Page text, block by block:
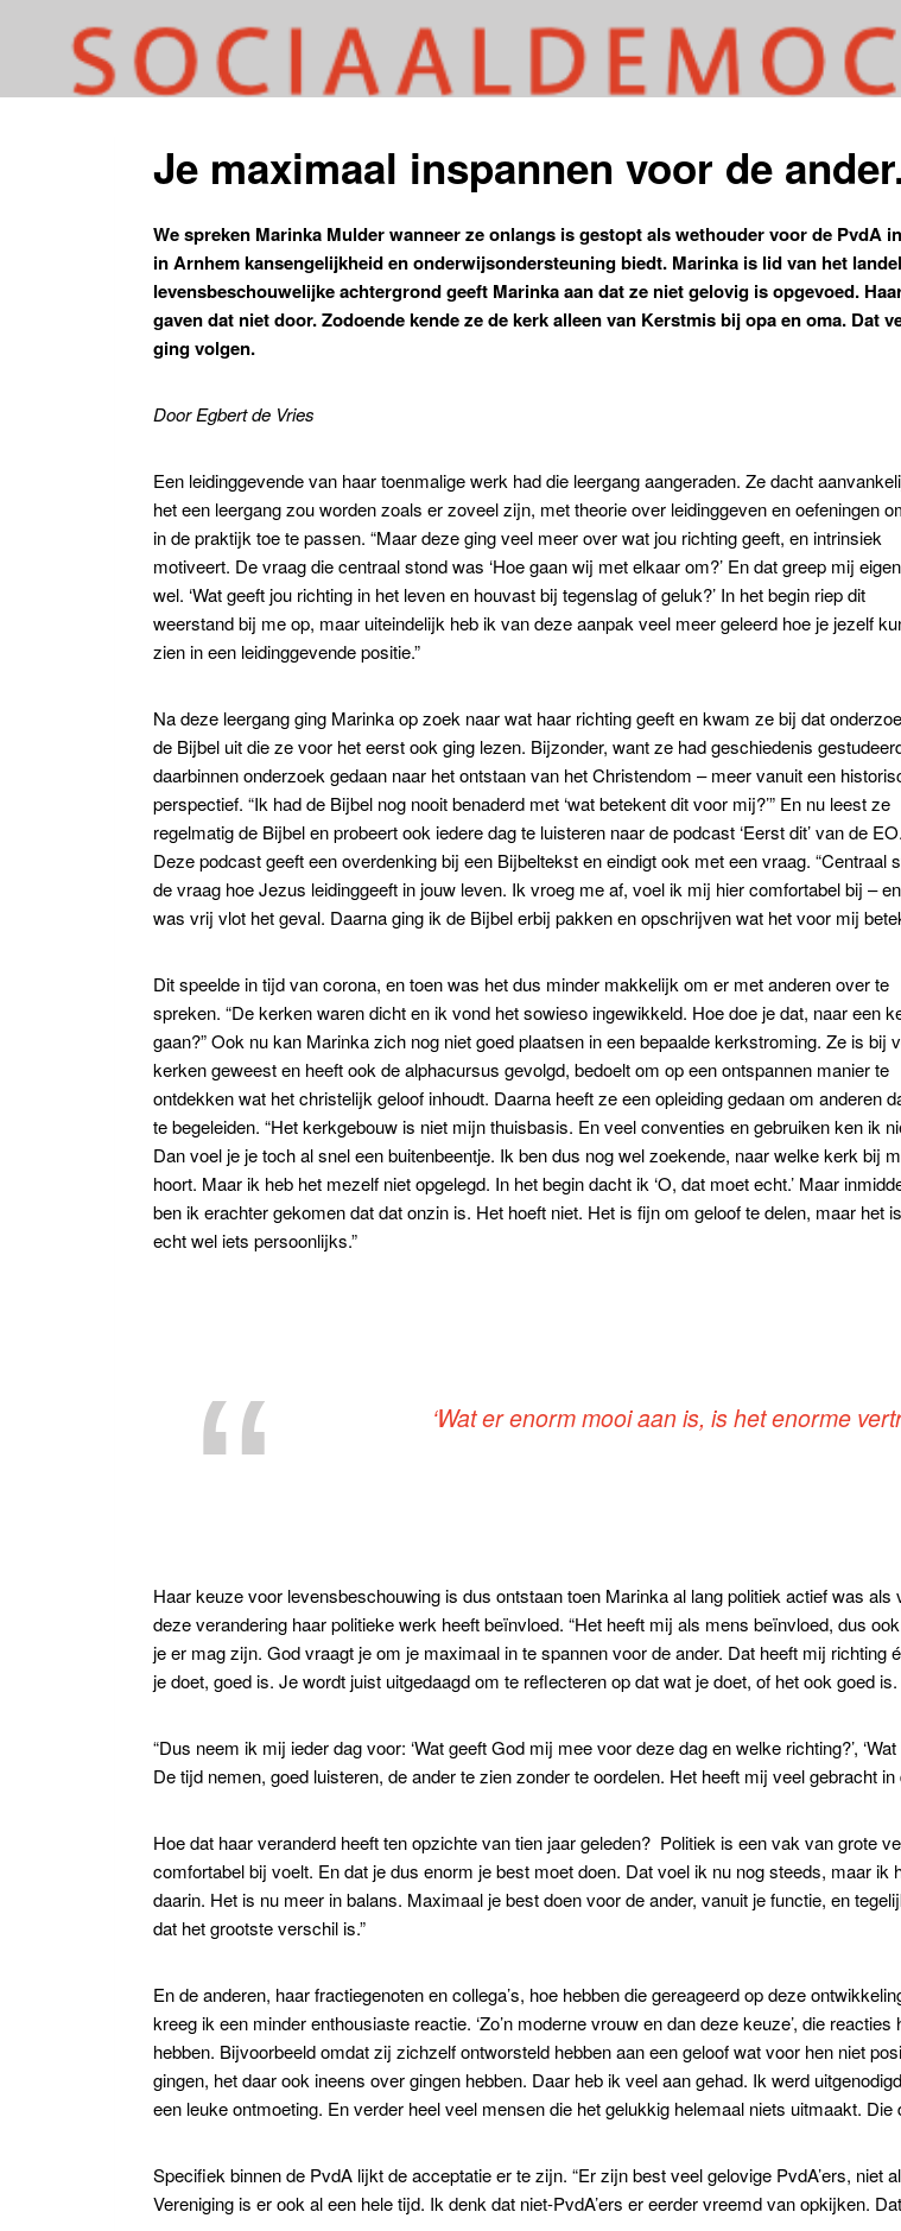
Je maximaal inspannen voor de
We spreken Marinka Mulder wanneer ze onlangs is gestopt als wethouder voor de PvdA
in Arnhem kansengelijkheid en onderwijsondersteuning biedt. Marinka is lid van het
levensbeschouwelijke achtergrond geeft Marinka aan dat ze niet gelovig is opgevoed.
gaven dat niet door. Zodoende kende ze de kerk alleen van Kerstmis bij opa en oma. Dat
ging volgen.
Door Egbert de Vries
Een leidinggevende van haar toenmalige werk had die leergang aangeraden. Ze dacht
het een leergang zou worden zoals er zoveel zijn, met theorie over leidinggeven en oefeningen
in de praktijk toe te passen. “Maar deze ging veel meer over wat jou richting geeft, en intrinsiek
motiveert. De vraag die centraal stond was ‘Hoe gaan wij met elkaar om?’ En dat greep mij
wel. ‘Wat geeft jou richting in het leven en houvast bij tegenslag of geluk?’ In het begin riep dit
weerstand bij me op, maar uiteindelijk heb ik van deze aanpak veel meer geleerd hoe je jezelf
zien in een leidinggevende positie.”
Na deze leergang ging Marinka op zoek naar wat haar richting geeft en kwam ze bij dat
de Bijbel uit die ze voor het eerst ook ging lezen. Bijzonder, want ze had geschiedenis
daarbinnen onderzoek gedaan naar het ontstaan van het Christendom – meer vanuit een
perspectief. “Ik had de Bijbel nog nooit benaderd met ‘wat betekent dit voor mij?’” En nu leest ze
regelmatig de Bijbel en probeert ook iedere dag te luisteren naar de podcast ‘Eerst dit’ van de EO.
Deze podcast geeft een overdenking bij een Bijbeltekst en eindigt ook met een vraag. “Centraal
de vraag hoe Jezus leidinggeeft in jouw leven. Ik vroeg me af, voel ik mij hier comfortabel bij –
was vrij vlot het geval. Daarna ging ik de Bijbel erbij pakken en opschrijven wat het voor mij
Dit speelde in tijd van corona, en toen was het dus minder makkelijk om er met anderen over te
spreken. “De kerken waren dicht en ik vond het sowieso ingewikkeld. Hoe doe je dat, naar een
gaan?” Ook nu kan Marinka zich nog niet goed plaatsen in een bepaalde kerkstroming. Ze is bij
kerken geweest en heeft ook de alphacursus gevolgd, bedoelt om op een ontspannen manier te
ontdekken wat het christelijk geloof inhoudt. Daarna heeft ze een opleiding gedaan om anderen
te begeleiden. “Het kerkgebouw is niet mijn thuisbasis. En veel conventies en gebruiken ken ik
Dan voel je je toch al snel een buitenbeentje. Ik ben dus nog wel zoekende, naar welke kerk bij
hoort. Maar ik heb het mezelf niet opgelegd. In het begin dacht ik ‘O, dat moet echt.’ Maar
ben ik erachter gekomen dat dat onzin is. Het hoeft niet. Het is fijn om geloof te delen, maar het
echt wel iets persoonlijks.”
‘Wat er enorm mooi aan is, is het enorme
Haar keuze voor levensbeschouwing is dus ontstaan toen Marinka al lang politiek actief was
deze verandering haar politieke werk heeft beïnvloed. “Het heeft mij als mens beïnvloed, dus
je er mag zijn. God vraagt je om je maximaal in te spannen voor de ander. Dat heeft mij
je doet, goed is. Je wordt juist uitgedaagd om te reflecteren op dat wat je doet, of het ook goed
“Dus neem ik mij ieder dag voor: ‘Wat geeft God mij mee voor deze dag en welke richting?’,
De tijd nemen, goed luisteren, de ander te zien zonder te oordelen. Het heeft mij veel gebracht
Hoe dat haar veranderd heeft ten opzichte van tien jaar geleden? Politiek is een vak van grote
comfortabel bij voelt. En dat je dus enorm je best moet doen. Dat voel ik nu nog steeds, maar
daarin. Het is nu meer in balans. Maximaal je best doen voor de ander, vanuit je functie, en
dat het grootste verschil is.”
En de anderen, haar fractiegenoten en collega’s, hoe hebben die gereageerd op deze
kreeg ik een minder enthousiaste reactie. ‘Zo’n moderne vrouw en dan deze keuze’, die
hebben. Bijvoorbeeld omdat zij zichzelf ontworsteld hebben aan een geloof wat voor hen niet
gingen, het daar ook ineens over gingen hebben. Daar heb ik veel aan gehad. Ik werd
een leuke ontmoeting. En verder heel veel mensen die het gelukkig helemaal niets uitmaakt. Die
Specifiek binnen de PvdA lijkt de acceptatie er te zijn. “Er zijn best veel gelovige PvdA’ers,
Vereniging is er ook al een hele tijd. Ik denk dat niet-PvdA’ers er eerder vreemd van opkijken.